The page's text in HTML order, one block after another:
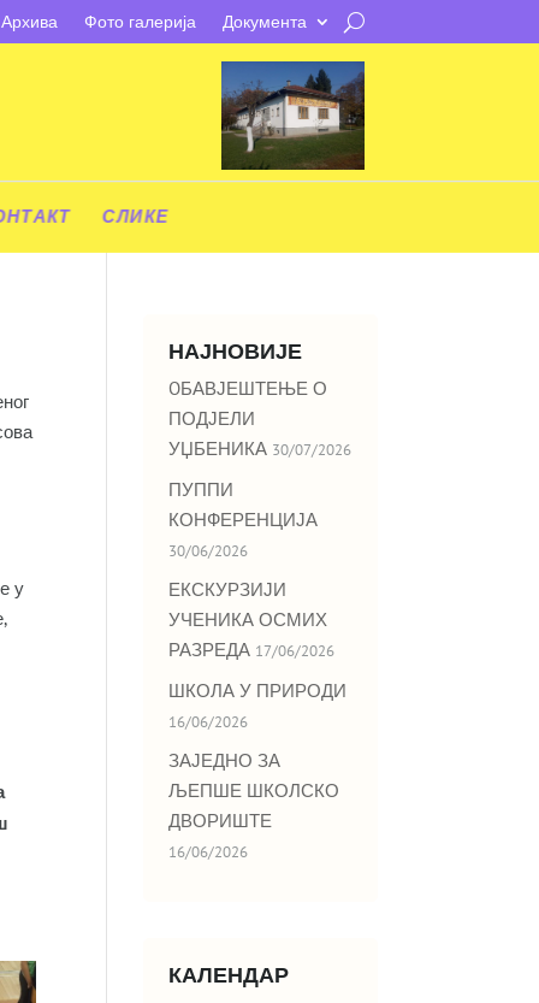
Архива Фото галерија Документа
СЛИКЕ
у
НАЈНОВИЈЕ
OБАВЈЕШТЕЊЕ О
ПОДЈЕЛИ
УЏБЕНИКА 30/07/2026
ПУППИ
КОНФЕРЕНЦИЈА
30/06/2026
ЕКСКУРЗИЈИ
УЧЕНИКА ОСМИХ
РАЗРЕДА 17/06/2026
ШКОЛА У ПРИРОДИ
16/06/2026
ЗАЈЕДНО ЗА
ЉЕПШЕ ШКОЛСКО
ДВОРИШТЕ
16/06/2026
КАЛЕНДАР